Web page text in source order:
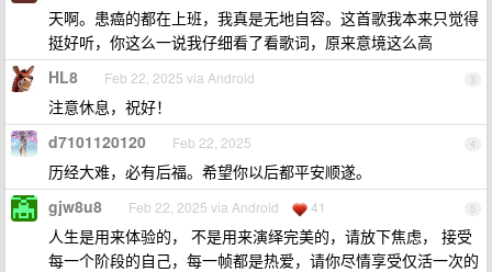
天啊。患癌的都在上班，我真是无地自容。这首歌我本来只觉得
挺好听，你这么一说我仔细看了看歌词，原来意境这么高
3
HL8 Feb 22, 2025 via Android
注意休息，祝好！
4
d7101120120 Feb 22, 2025
历经大难，必有后福。希望你以后都平安顺遂。
5
gjw8u8 Feb 22, 2025 via Android 41
人生是用来体验的， 不是用来演绎完美的，请放下焦虑， 接受
每一个阶段的自己，每一帧都是热爱，请你尽情享受仅活一次的